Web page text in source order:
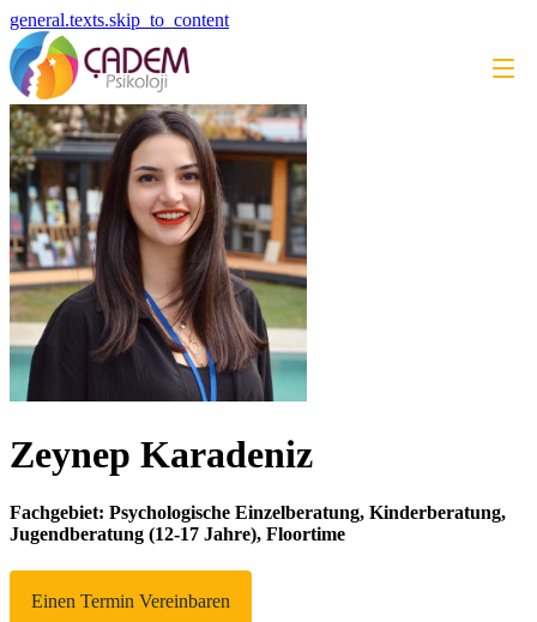
general.texts.skip_to_content
Zeynep Karadeniz
Fachgebiet: Psychologische Einzelberatung, Kinderberatung,
Jugendberatung (12-17 Jahre), Floortime
Einen Termin Vereinbaren